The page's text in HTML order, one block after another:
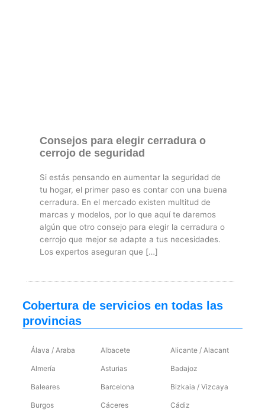
Consejos para elegir cerradura o
cerrojo de seguridad
Si estás pensando en aumentar la seguridad de
tu hogar, el primer paso es contar con una buena
cerradura. En el mercado existen multitud de
marcas y modelos, por lo que aquí te daremos
algún que otro consejo para elegir la cerradura o
cerrojo que mejor se adapte a tus necesidades.
Los expertos aseguran que […]
Cobertura de servicios en todas las
provincias
Álava / Araba Albacete Alicante / Alacant
Almería Asturias Badajoz
Baleares Barcelona Bizkaia / Vizcaya
Burgos Cáceres Cádiz